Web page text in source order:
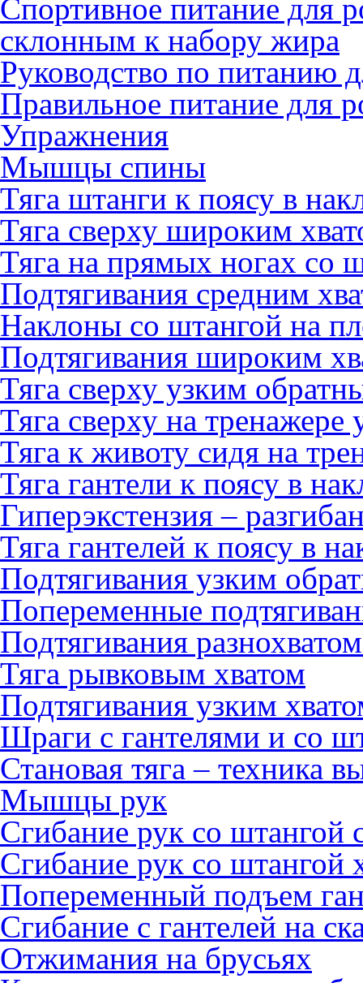
Спортивное питание для
склонным к набору жира
Руководство по питанию
Правильное питание для
Упражнения
Мышцы спины
Тяга штанги к поясу в
Тяга сверху широким
Тяга на прямых ногах со
Подтягивания средним
Наклоны со штангой на
Подтягивания широким
Тяга сверху узким
Тяга сверху на
Тяга к животу сидя на
Тяга гантели к поясу в
Гиперэкстензия –
Тяга гантелей к поясу в
Подтягивания узким
Попеременные
Подтягивания
Тяга рывковым хватом
Подтягивания узким
Шраги с гантелями и со
Становая тяга – техника
Мышцы рук
Сгибание рук со штангой
Сгибание рук со штангой
Попеременный подъем
Сгибание с гантелей на
Отжимания на брусьях